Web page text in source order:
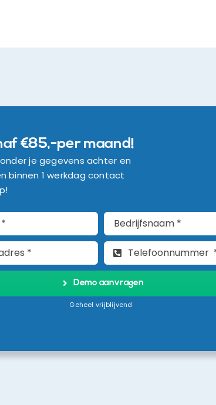
€85,-per maand!
je gegevens achter en
binnen 1 werkdag contact
Demo aanvragen
Geheel vrijblijvend